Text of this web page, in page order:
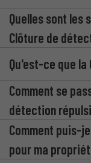
Quelles sont les
Clôture de
Qu'est-ce que
Comment se
détection
Comment puis-
pour ma